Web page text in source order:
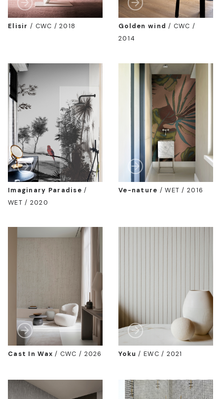
Elisir / CWC / 2018 Golden wind / CWC /
2014
Imaginary Paradise /
WET / 2020
Ve-nature /WET / 2016
Cast In Wax / CWC / 2026 Yoku / EWC / 2021